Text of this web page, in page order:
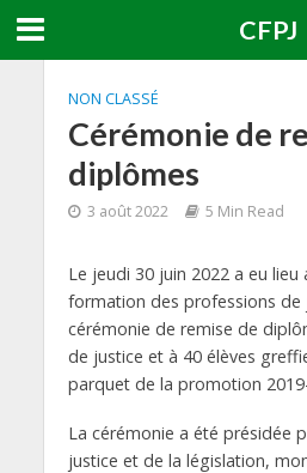
CFPJ
NON CLASSÉ
Cérémonie de
diplômes
3 août 2022 5 Min Read
Le jeudi 30 juin 2022 a eu lieu
formation des professions de
cérémonie de remise de
de justice et à 40 élèves
parquet de la promotion
La cérémonie a été présidée
justice et de la législation,